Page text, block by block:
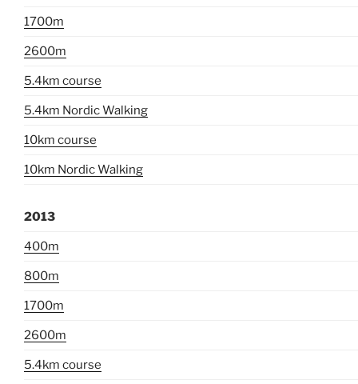
1700m
2600m
5.4km course
5.4km Nordic Walking
10km course
10km Nordic Walking
2013
400m
800m
1700m
2600m
5.4km course